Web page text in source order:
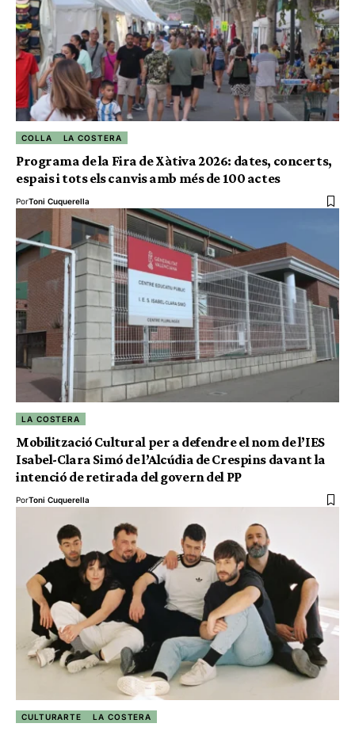
COLLA LA COSTERA
Programa de la Fira de Xàtiva 2026: dates, concerts,
espais i tots els canvis amb més de 100 actes
PorToni Cuquerella
LA COSTERA
Mobilització Cultural per a defendre el nom de l’IES
Isabel-Clara Simó de l’Alcúdia de Crespins davant la
intenció de retirada del govern del PP
PorToni Cuquerella
CULTURARTE LA COSTERA